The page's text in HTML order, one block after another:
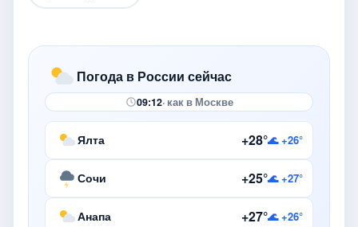
Погода в России сейчас
09:12· как в Москве
Ялта +28°🌊 +26°
Сочи +25°🌊 +27°
Анапа +27°🌊 +26°